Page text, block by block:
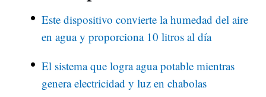
Este dispositivo convierte la humedad del aire
en agua y proporciona 10 litros al día
El sistema que logra agua potable mientras
genera electricidad y luz en chabolas